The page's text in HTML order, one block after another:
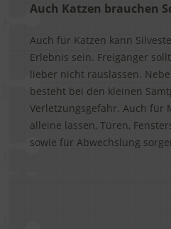
Auch Katzen brauchen
Auch für Katzen kann
Erlebnis sein. Freigänger
lieber nicht rauslassen.
besteht bei den kleinen
Verletzungsgefahr. Auch für
alleine lassen, Türen,
sowie für Abwechslung